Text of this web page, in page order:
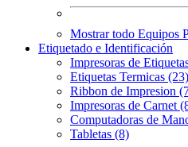
Mostrar todo Equipos
Etiquetado e Identificación
Impresoras de
Etiquetas Termicas (23)
Ribbon de Impresion
Impresoras de Carnet
Computadoras de
Tabletas (8)